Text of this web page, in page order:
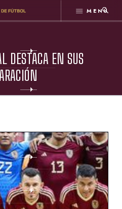
MENÚ
DESTACA EN SUS